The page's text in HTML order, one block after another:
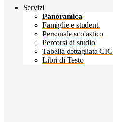
Servizi
Panoramica
Famiglie e studenti
Personale scolastico
Percorsi di studio
Tabella dettagliata CIG
Libri di Testo